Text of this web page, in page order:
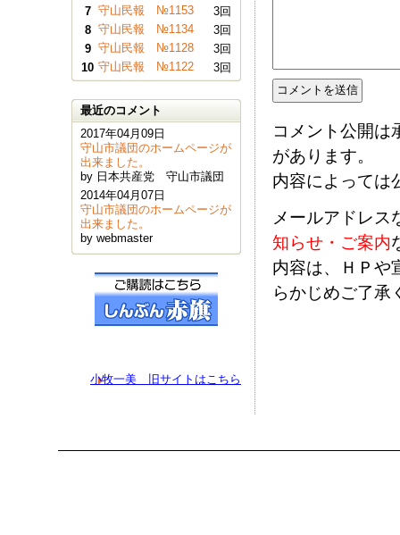
コメント公開は
があります。
内容によっては
メールアドレス
知らせ・ご案内
内容は、ＨＰや
らかじめご了承
7 守山民報 №1153
3回
8 守山民報 №1134
3回
9 守山民報 №1128
3回
10 守山民報 №1122 3回
最近のコメント
2017年04月09日
守山市議団のホームページが
出来ました。
by 日本共産党 守山市議団
2014年04月07日
守山市議団のホームページが
出来ました。
by webmaster
小牧一美 旧サイトはこちら